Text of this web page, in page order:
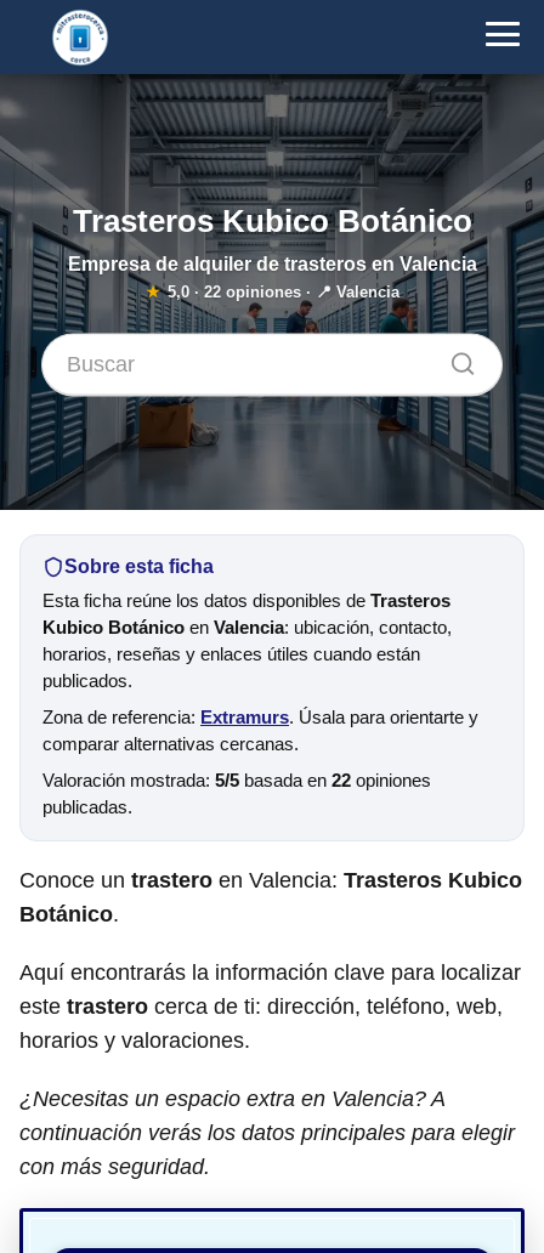
Trasteros Kubico Botánico
Empresa de alquiler de trasteros en Valencia
★ 5,0· 22opiniones · 📍 Valencia
Sobre esta ficha
Esta ficha reúne los datos disponibles de Trasteros
Kubico Botánico en Valencia: ubicación, contacto,
horarios, reseñas y enlaces útiles cuando están
publicados.
Zona de referencia: Extramurs. Úsala para orientarte y
comparar alternativas cercanas.
Valoración mostrada: 5/5 basada en 22 opiniones
publicadas.
Conoce un trastero en Valencia: Trasteros Kubico
Botánico.
Aquí encontrarás la información clave para localizar
este trastero cerca de ti: dirección, teléfono, web,
horarios y valoraciones.
¿Necesitas un espacio extra en Valencia? A
continuación verás los datos principales para elegir
con más seguridad.